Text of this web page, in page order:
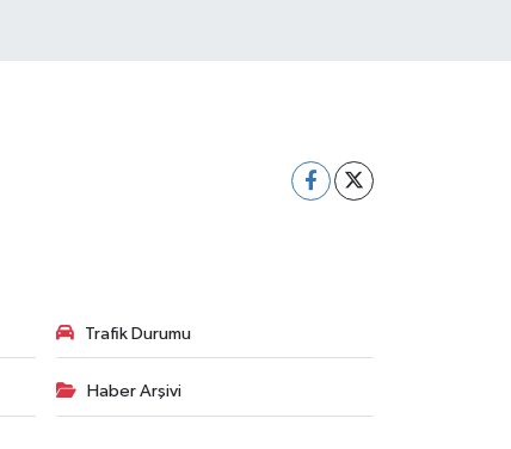
Trafik Durumu
Haber Arşivi